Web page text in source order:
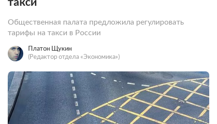
Общественная палата предложила регулировать
тарифы на такси в России
Платон Щукин
(Редактор отдела «Экономика»)